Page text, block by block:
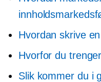
Hvordan skrive
Hvorfor du
Slik kommer du i